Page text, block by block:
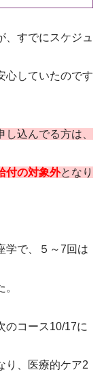
すでにスケジュ
心していたのです
込んでる方は、
付の対象外となり
学で、５～7回は
のコース10/17に
り、医療的ケア2